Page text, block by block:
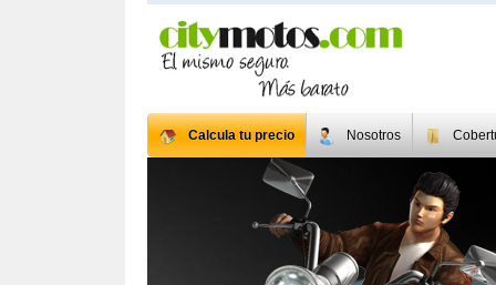
Calcula tu precio Nosotros